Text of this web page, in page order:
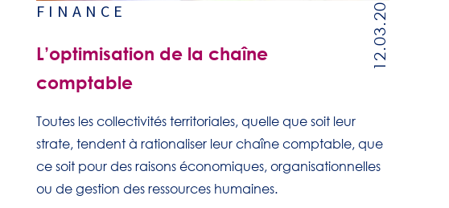
12.03.20
FINANCE
L’optimisation de la chaîne
comptable
Toutes les collectivités territoriales, quelle que soit leur
strate, tendent à rationaliser leur chaîne comptable, que
ce soit pour des raisons économiques, organisationnelles
ou de gestion des ressources humaines.